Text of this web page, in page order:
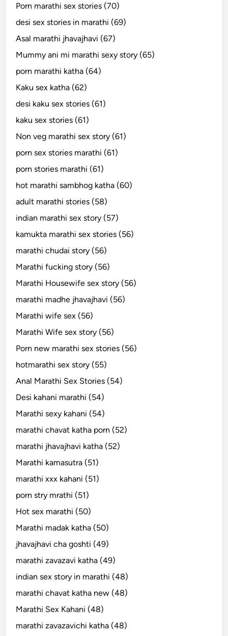
Porn marathi sex stories (70)
desi sex stories in marathi (69)
Asal marathi jhavajhavi (67)
Mummy ani mi marathi sexy story (65)
porn marathi katha (64)
Kaku sex katha (62)
desi kaku sex stories (61)
kaku sex stories (61)
Non veg marathi sex story (61)
porn sex stories marathi (61)
porn stories marathi (61)
hot marathi sambhog katha (60)
adult marathi stories (58)
indian marathi sex story (57)
kamukta marathi sex stories (56)
marathi chudai story (56)
Marathi fucking story (56)
Marathi Housewife sex story (56)
marathi madhe jhavajhavi (56)
Marathi wife sex (56)
Marathi Wife sex story (56)
Porn new marathi sex stories (56)
hotmarathi sex story (55)
Anal Marathi Sex Stories (54)
Desi kahani marathi (54)
Marathi sexy kahani (54)
marathi chavat katha porn (52)
marathi jhavajhavi katha (52)
Marathi kamasutra (51)
marathi xxx kahani (51)
porn stry mrathi (51)
Hot sex marathi (50)
Marathi madak katha (50)
jhavajhavi cha goshti (49)
marathi zavazavi katha (49)
indian sex story in marathi (48)
marathi chavat katha new (48)
Marathi Sex Kahani (48)
marathi zavazavichi katha (48)